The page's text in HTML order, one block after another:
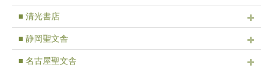
■ 清光書店
■ 静岡聖文舎
■ 名古屋聖文舎